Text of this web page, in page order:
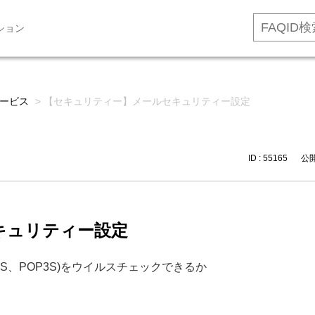
ョン
ビス > 【セキュリティー】メールセキュリティー設定
ID : 55165 公
リティー設定
、POP3S)をウイルスチェックできるか